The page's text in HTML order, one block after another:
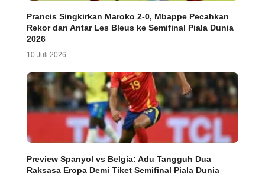
Prancis Singkirkan Maroko 2-0, Mbappe Pecahkan
Rekor dan Antar Les Bleus ke Semifinal Piala Dunia
2026
10 Juli 2026
Preview Spanyol vs Belgia: Adu Tangguh Dua
Raksasa Eropa Demi Tiket Semifinal Piala Dunia